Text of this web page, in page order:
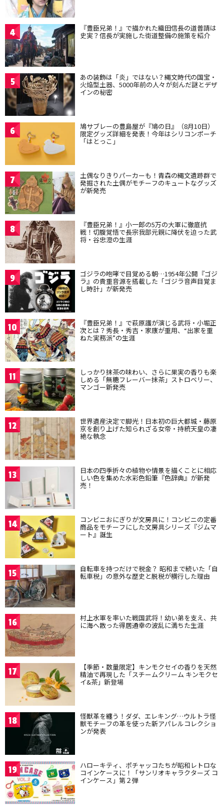
4 『豊臣兄弟！』で描かれた織田信長の道普請は
史実？信長が実施した街道整備の施策を紹介
5 あの装飾は「炎」ではない？縄文時代の国宝・
火焔型土器、5000年前の人々が刻んだ謎とデザ
インの秘密
6 鳩サブレーの豊島屋が『鳩の日』（8月10日）
限定グッズ詳細を発表！今年はシリコンポーチ
「はとっこ」
7 土偶なりきりパーカーも！青森の縄文遺跡群で
発掘された土偶がモチーフのキュートなグッズ
が新発売
8 『豊臣兄弟！』小一郎の5万の大軍に徹底抗
戦！切腹覚悟で長宗我部元親に降伏を迫った武
将・谷忠澄の生涯
9 ゴジラの咆哮で目覚める朝…1954年公開『ゴジ
ラ』の貴重音源を搭載した「ゴジラ音声目覚ま
し時計」が新発売
10 『豊臣兄弟！』で萩原護が演じる武将・小堀正
次とは？秀長・秀吉・家康が重用、“出家を重
ねた実務派”の生涯
11 しっかり抹茶の味わい、さらに果実の香りも楽
しめる「無糖フレーバー抹茶」ストロベリー、
マンゴー新発売
12 世界遺産決定で脚光！日本初の巨大都城・藤原
京を創り上げた知られざる女帝・持統天皇の凄
絶な執念
13 日本の四季折々の植物や情景を描くことに相応
しい色を集めた水彩色鉛筆『色辞典』が新発
売！
14 コンビニおにぎりが文房具に！コンビニの定番
商品をモチーフにした文房具シリーズ『ジムマ
ート』誕生
15 自転車を持つだけで税金？ 昭和まで続いた「自
転車税」の意外な歴史と脱税が横行した理由
16 村上水軍を率いた戦国武将！幼い弟を支え、共
に海へ散った得居通幸の波乱に満ちた生涯
17 【季節・数量限定】キンモクセイの香りを天然
精油で再現した「スチームクリーム キンモクセ
イ&茶」新登場
18 怪獣革を纏う！ダダ、エレキング…ウルトラ怪
獣モチーフの革を使った新アパレルコレクショ
ンが発表
19 ハローキティ、ポチャッコたちが昭和レトロな
コインケースに！「サンリオキャラクターズ コ
インケース」第２弾